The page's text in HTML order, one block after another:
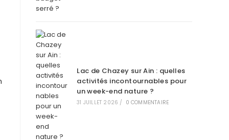
Lac de Chazey sur Ain : quelles
activités incontournables pour
un week-end nature ?
31 JUILLET 2026 / 0 COMMENTAIRE